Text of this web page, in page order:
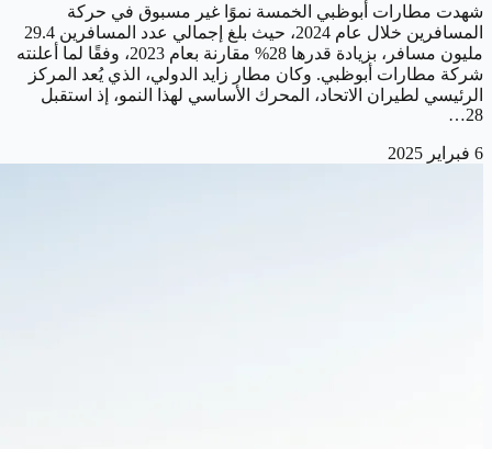
شهدت مطارات أبوظبي الخمسة نموًا غير مسبوق في حركة
المسافرين خلال عام 2024، حيث بلغ إجمالي عدد المسافرين 29.4
مليون مسافر، بزيادة قدرها 28% مقارنة بعام 2023، وفقًا لما أعلنته
شركة مطارات أبوظبي. وكان مطار زايد الدولي، الذي يُعد المركز
الرئيسي لطيران الاتحاد، المحرك الأساسي لهذا النمو، إذ استقبل
28…
6 فبراير 2025